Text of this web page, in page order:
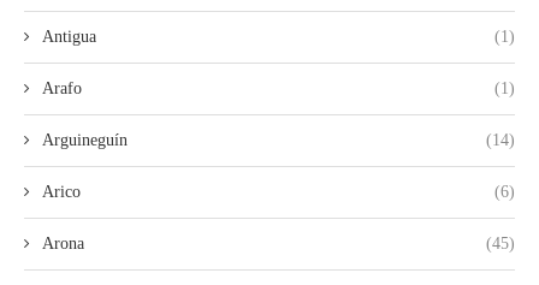
Antigua (1)
Arafo (1)
Arguineguín (14)
Arico (6)
Arona (45)